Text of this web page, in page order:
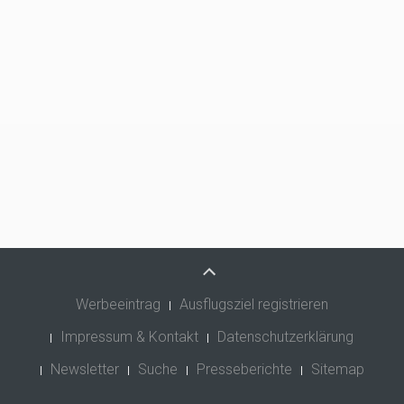
Werbeeintrag
Ausflugsziel registrieren
Impressum & Kontakt
Datenschutzerklärung
Newsletter
Suche Presseberichte Sitemap